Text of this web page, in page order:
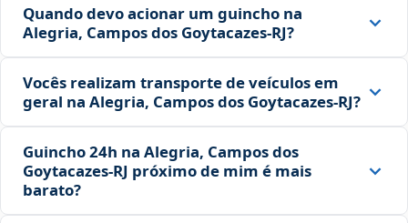
Quando devo acionar um guincho na
Alegria, Campos dos Goytacazes‑RJ?
Vocês realizam transporte de veículos em
geral na Alegria, Campos dos Goytacazes‑RJ?
Guincho 24h na Alegria, Campos dos
Goytacazes‑RJ próximo de mim é mais
barato?